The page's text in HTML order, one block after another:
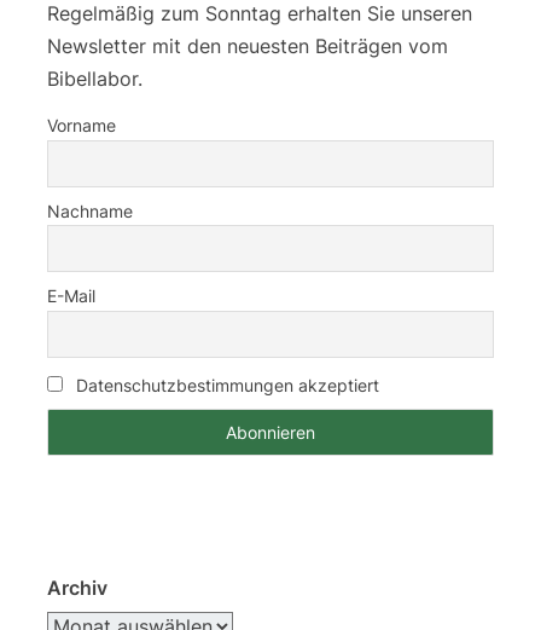
Regelmäßig zum Sonntag erhalten Sie unseren
Newsletter mit den neuesten Beiträgen vom
Bibellabor.
Vorname
Nachname
E-Mail
Datenschutzbestimmungen akzeptiert
Archiv